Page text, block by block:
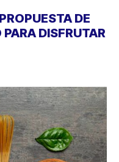
DE
DISFRUTAR